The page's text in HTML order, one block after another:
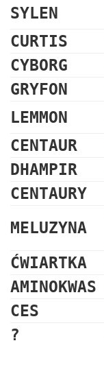
SYLEN
CURTIS
CYBORG
GRYFON
LEMMON
CENTAUR
DHAMPIR
CENTAURY
MELUZYNA
ĆWIARTKA
AMINOKWAS
CES
?